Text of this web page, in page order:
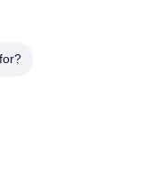
Dekorative Akzente